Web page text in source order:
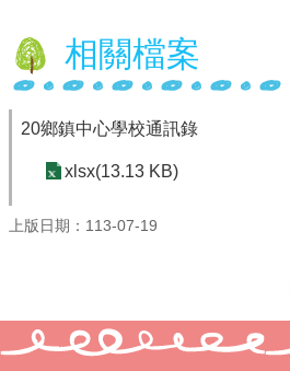
政
處
站
學
相關檔案
20鄉鎮中心學校通訊錄
xlsx(13.13 KB)
上版日期：113-07-19